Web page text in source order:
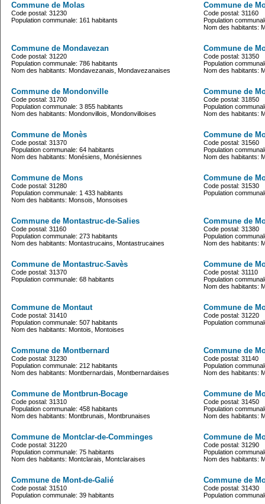
Commune de Molas
Code postal: 31230
Population communale: 161 habitants
Commune de
Code postal: 31160
Population
Nom des habitants:
Commune de Mondavezan
Code postal: 31220
Population communale: 786 habitants
Nom des habitants: Mondavezanais, Mondavezanaises
Commune de
Code postal: 31350
Population
Nom des habitants:
Commune de Mondonville
Code postal: 31700
Population communale: 3 855 habitants
Nom des habitants: Mondonvillois, Mondonvilloises
Commune de
Code postal: 31850
Population
Nom des habitants:
Commune de Monès
Code postal: 31370
Population communale: 64 habitants
Nom des habitants: Monésiens, Monésiennes
Commune de
Code postal: 31560
Population
Nom des habitants:
Commune de Mons
Code postal: 31280
Population communale: 1 433 habitants
Nom des habitants: Monsois, Monsoises
Commune de
Code postal: 31530
Population
Commune de Montastruc-de-Salies
Code postal: 31160
Population communale: 273 habitants
Nom des habitants: Montastrucains, Montastrucaines
Commune de
Code postal: 31380
Population
Nom des habitants:
Commune de Montastruc-Savès
Code postal: 31370
Population communale: 68 habitants
Commune de
Code postal: 31110
Population
Nom des habitants:
Commune de Montaut
Code postal: 31410
Population communale: 507 habitants
Nom des habitants: Montois, Montoises
Commune de
Code postal: 31220
Population
Commune de Montbernard
Code postal: 31230
Population communale: 212 habitants
Nom des habitants: Montbernardais, Montbernardaises
Commune de
Code postal: 31140
Population
Nom des habitants:
Commune de Montbrun-Bocage
Code postal: 31310
Population communale: 458 habitants
Nom des habitants: Montbrunais, Montbrunaises
Commune de
Code postal: 31450
Population
Nom des habitants:
Commune de Montclar-de-Comminges
Code postal: 31220
Population communale: 75 habitants
Nom des habitants: Montclarais, Montclaraises
Commune de
Code postal: 31290
Population
Nom des habitants:
Commune de Mont-de-Galié
Code postal: 31510
Population communale: 39 habitants
Commune de
Code postal: 31430
Population